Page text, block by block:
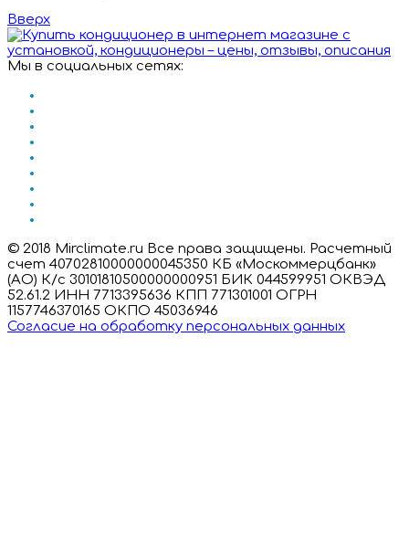
Вверх
Мы в социальных сетях:
© 2018 Mirclimate.ru Все права защищены. Расчетный
счет 40702810000000045350 КБ «Москоммерцбанк»
(АО) К/с 30101810500000000951 БИК 044599951 ОКВЭД
52.61.2 ИНН 7713395636 КПП 771301001 ОГРН
1157746370165 ОКПО 45036946
Согласие на обработку персональных данных